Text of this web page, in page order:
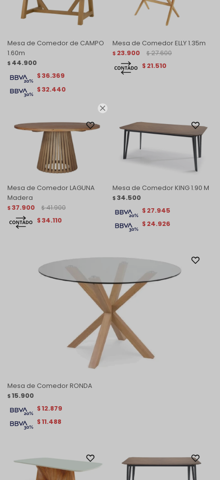

Mesa de Comedor de CAMPO
1.60m
$ 44.900
$32.440
$36.369
Mesa de Comedor ELLY 1.35m
$ 23.900 $ 27.600
$ 21.510
Mesa de Comedor LAGUNA
Madera
$ 37.900 $ 41.900
$34.110
Mesa de Comedor KING 1.90 M
$ 34.500
$ 24.926
$ 27.945
Mesa de Comedor RONDA
$ 15.900
$11.488
$12.879